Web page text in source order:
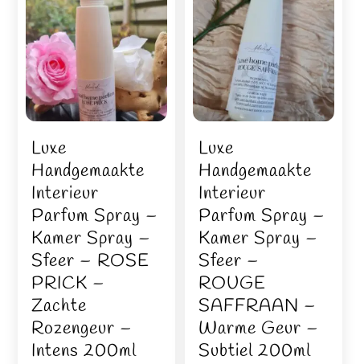
Luxe
Handgemaakte
Interieur
Parfum Spray –
Kamer Spray –
Sfeer – ROSE
PRICK –
Zachte
Rozengeur –
Intens 200ml
Luxe
Handgemaakte
Interieur
Parfum Spray –
Kamer Spray –
Sfeer –
ROUGE
SAFFRAAN –
Warme Geur –
Subtiel 200ml